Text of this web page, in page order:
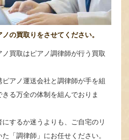
の買取りをさせてください。
買取はピアノ調律師が行う買取
アノ運送会社と調律師が手を組
る万全の体制を組んでおりま
するか迷うよりも、ご自宅のリ
「調律師」にお任せください。